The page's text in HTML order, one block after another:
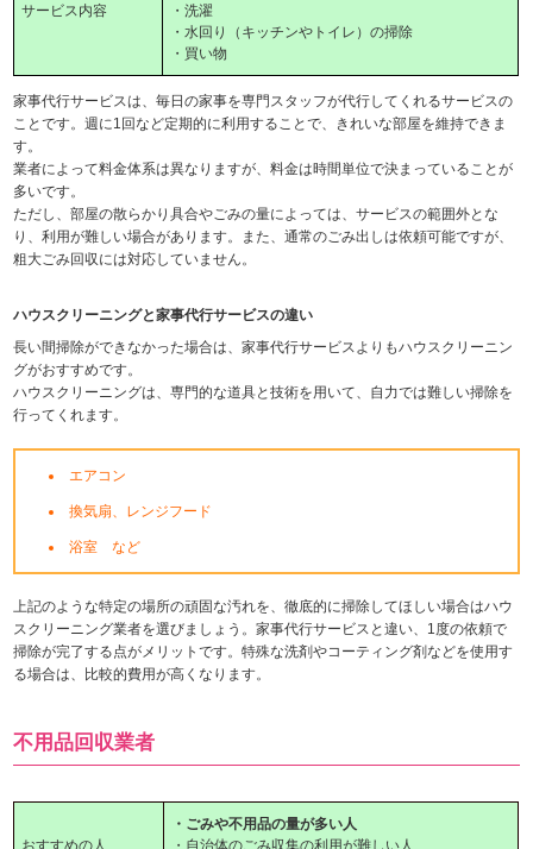
サービス内容
・洗濯
・水回り（キッチンやトイレ）の掃除
・買い物
家事代行サービスは、毎日の家事を専門スタッフが代行してくれるサービスの
ことです。週に1回など定期的に利用することで、きれいな部屋を維持できま
す。
業者によって料金体系は異なりますが、料金は時間単位で決まっていることが
多いです。
ただし、部屋の散らかり具合やごみの量によっては、サービスの範囲外とな
り、利用が難しい場合があります。また、通常のごみ出しは依頼可能ですが、
粗大ごみ回収には対応していません。
ハウスクリーニングと家事代行サービスの違い
長い間掃除ができなかった場合は、家事代行サービスよりもハウスクリーニン
グがおすすめです。
ハウスクリーニングは、専門的な道具と技術を用いて、自力では難しい掃除を
行ってくれます。
エアコン
換気扇、レンジフード
浴室 など
上記のような特定の場所の頑固な汚れを、徹底的に掃除してほしい場合はハウ
スクリーニング業者を選びましょう。家事代行サービスと違い、1度の依頼で
掃除が完了する点がメリットです。特殊な洗剤やコーティング剤などを使用す
る場合は、比較的費用が高くなります。
不用品回収業者
おすすめの人
・ごみや不用品の量が多い人
・自治体のごみ収集の利用が難しい人